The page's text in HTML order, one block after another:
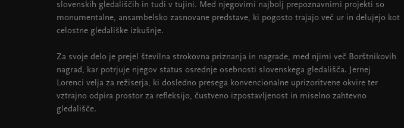
slovenskih gledališčih in tudi v tujini. Med njegovimi najbolj prepoznavnimi projekti so
monumentalne, ansambelsko zasnovane predstave, ki pogosto trajajo več ur in delujejo kot
celostne gledališke izkušnje.
Za svoje delo je prejel številna strokovna priznanja in nagrade, med njimi več Borštnikovih
nagrad, kar potrjuje njegov status osrednje osebnosti slovenskega gledališča. Jernej
Lorenci velja za režiserja, ki dosledno presega konvencionalne uprizoritvene okvire ter
vztrajno odpira prostor za refleksijo, čustveno izpostavljenost in miselno zahtevno
gledališče.